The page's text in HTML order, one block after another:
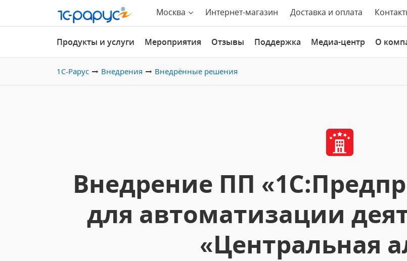
Москва Интернет-магазин Доставка и оплата
Продукты и услуги Мероприятия Отзывы Поддержка Медиа-центр О
1С-Рарус Внедрения Внедрённые решения
Внедрение ПП
для автоматизации
«Центральная